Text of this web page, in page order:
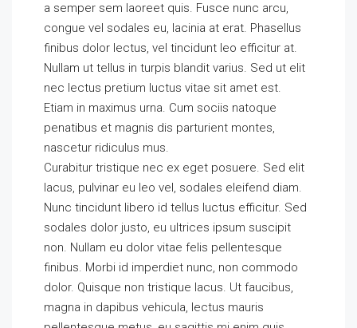
a semper sem laoreet quis. Fusce nunc arcu,
congue vel sodales eu, lacinia at erat. Phasellus
finibus dolor lectus, vel tincidunt leo efficitur at.
Nullam ut tellus in turpis blandit varius. Sed ut elit
nec lectus pretium luctus vitae sit amet est.
Etiam in maximus urna. Cum sociis natoque
penatibus et magnis dis parturient montes,
nascetur ridiculus mus.
Curabitur tristique nec ex eget posuere. Sed elit
lacus, pulvinar eu leo vel, sodales eleifend diam.
Nunc tincidunt libero id tellus luctus efficitur. Sed
sodales dolor justo, eu ultrices ipsum suscipit
non. Nullam eu dolor vitae felis pellentesque
finibus. Morbi id imperdiet nunc, non commodo
dolor. Quisque non tristique lacus. Ut faucibus,
magna in dapibus vehicula, lectus mauris